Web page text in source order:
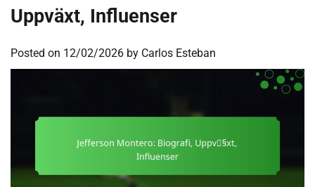
Uppväxt, Influenser
Posted on 12/02/2026 by Carlos Esteban